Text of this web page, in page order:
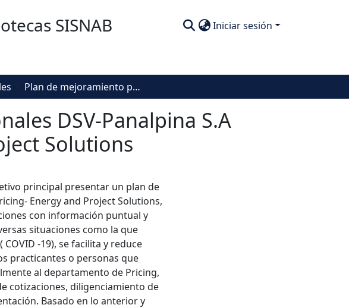
SISNAB Iniciar sesión
Plan de mejoramiento prácticas profesionales DSV-Panalpina S.A departamento de Pricing Energy and Project Solutions
DSV-Panalpina S.A
Solutions
principal presentar un plan de
Energy and Project Solutions,
con información puntual y
situaciones como la que
-19), se facilita y reduce
practicantes o personas que
al departamento de Pricing,
cotizaciones, diligenciamiento de
Basado en lo anterior y